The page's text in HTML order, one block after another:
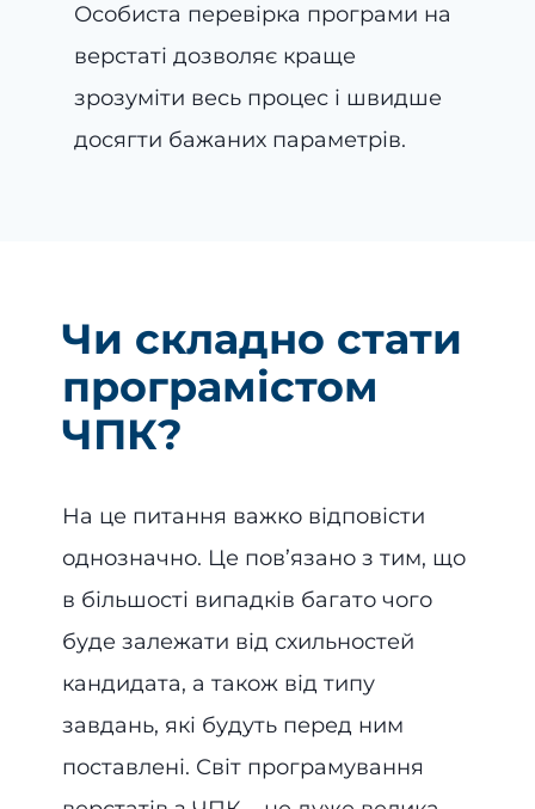
Особиста перевірка програми на
верстаті дозволяє краще
зрозуміти весь процес і швидше
досягти бажаних параметрів.
Чи складно стати
програмістом
ЧПК?
На це питання важко відповісти
однозначно. Це пов’язано з тим, що
в більшості випадків багато чого
буде залежати від схильностей
кандидата, а також від типу
завдань, які будуть перед ним
поставлені. Світ програмування